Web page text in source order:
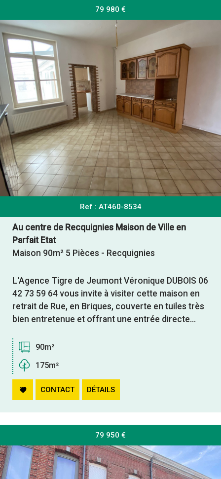
79 980 €
Ref : AT460-8534
Au centre de Recquignies Maison de Ville en
Parfait Etat
Maison 90m² 5 Pièces - Recquignies
L'Agence Tigre de Jeumont Véronique DUBOIS 06
42 73 59 64 vous invite à visiter cette maison en
retrait de Rue, en Briques, couverte en tuiles très
bien entretenue et offrant une entrée directe...
90m²
175m²
CONTACT DÉTAILS
79 950 €